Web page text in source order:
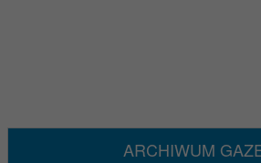
ARCHIWUM